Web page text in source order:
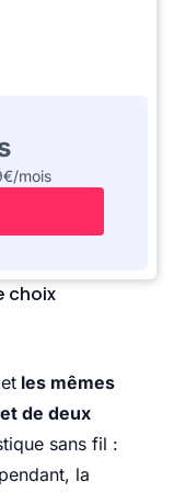
mois
choix
les mêmes
de deux
sans fil :
la